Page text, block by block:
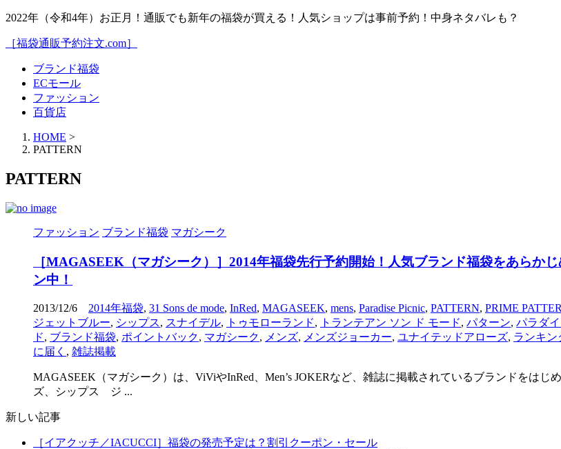
2022年（令和4年）お正月！通販でも新年の福袋が買える！人気ショップは事前予約！中身ネタバレも？
［福袋通販予約注文.com］
ブランド福袋
ECモール
ファッション
百貨店
HOME >
PATTERN
PATTERN
ファッション ブランド福袋 マガシーク
［MAGASEEK（マガシーク）］2014年福袋先行予約開始！人気ブランド福袋をあらか
ン中！
2013/12/6 2014年福袋, 31 Sons de mode, InRed, MAGASEEK, mens, Paradise Picnic, PATTERN, PRIME
ジェットブルー, シップス, スナイデル, トゥモローランド, トランテアン ソン ド モード, パターン, パラダ
ド, ブランド福袋, ポイントバック, マガシーク, メンズ, メンズジョーカー, ユナイテッドアローズ, ランキン
に届く , 雑誌掲載
MAGASEEK（マガシーク）は、ViViやInRed、Men’s JOKERなど、雑誌に掲載されているブランドをは
ズ、シップス ジ ...
新しい記事
［イアクッチ／IACUCCI］福袋の発売予定は？割引クーポン・セール